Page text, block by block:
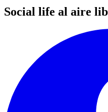
Social life al aire